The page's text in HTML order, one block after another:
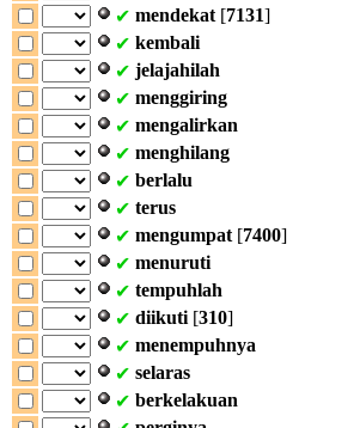
✔ mendekat [7131]
✔ kembali
✔ jelajahilah
✔ menggiring
✔ mengalirkan
✔ menghilang
✔ berlalu
✔ terus
✔ mengumpat [7400]
✔ menuruti
✔ tempuhlah
✔ diikuti [310]
✔ menempuhnya
✔ selaras
✔ berkelakuan